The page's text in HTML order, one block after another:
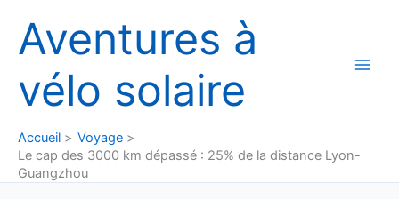
contenu
Aventures à
vélo solaire
Accueil
Voyage
Le cap des 3000 km dépassé : 25% de la distance Lyon-
Guangzhou